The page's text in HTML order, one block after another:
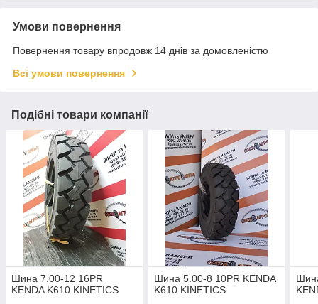
Умови повернення
Повернення товару впродовж 14 днів за домовленістю
Всі умови повернення
Подібні товари компанії
Шина 7.00-12 16PR
KENDA K610 KINETICS
Шина 5.00-8 10PR KENDA
K610 KINETICS